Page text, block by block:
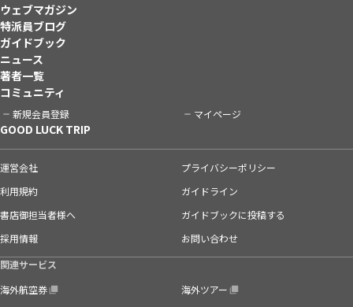
ウェブマガジン
特派員ブログ
ガイドブック
ニュース
著者一覧
コミュニティ
新規会員登録 マイページ
GOOD LUCK TRIP
運営会社
プライバシーポリシー
利用規約
ガイドライン
書店御担当者様へ
ガイドブックに投稿する
採用情報
お問い合わせ
関連サービス
海外航空券
海外ツアー